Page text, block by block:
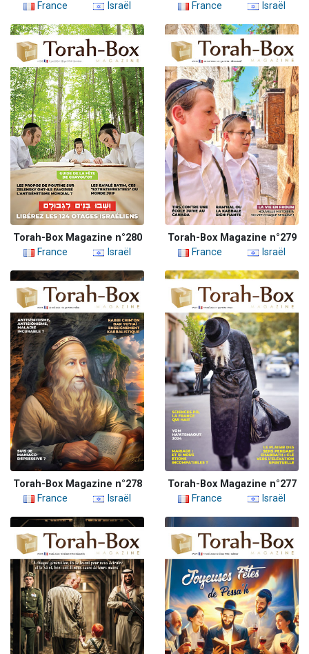
France
Israël
France
Israël
Torah-Box Magazine n°280
France
Israël
Torah-Box Magazine n°279
France
Israël
Torah-Box Magazine n°278
France
Israël
Torah-Box Magazine n°277
France
Israël